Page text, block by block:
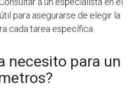
para asegurarse de elegir la
cada tarea específica.
necesito para un